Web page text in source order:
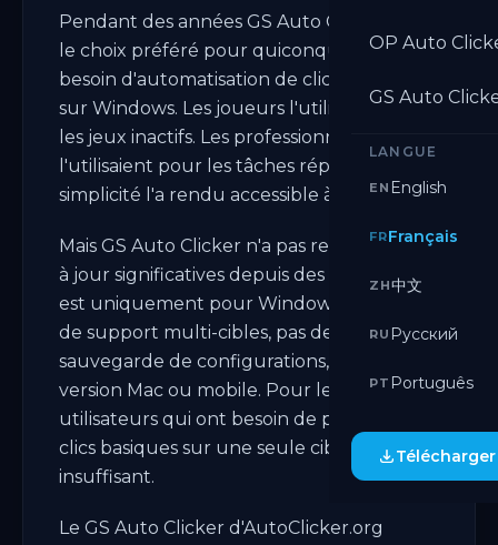
OP Auto
GS Auto
LANGUE
EN English
FRFrançais
ZH中文
RU Русский
PT Português
Pendant des années GS Auto Clicker était
le choix préféré pour quiconque avait
besoin d'automatisation de clics de base
sur Windows. Les joueurs l'utilisaient pour
les jeux inactifs. Les professionnels
l'utilisaient pour les tâches répétitives. Sa
simplicité l'a rendu accessible à tous.
Mais GS Auto Clicker n'a pas reçu de mises
à jour significatives depuis des années. Il
est uniquement pour Windows. Il n'a pas
de support multi-cibles, pas de
sauvegarde de configurations, et pas de
version Mac ou mobile. Pour les
utilisateurs qui ont besoin de plus que des
clics basiques sur une seule cible, il est
insuffisant.
Le GS Auto Clicker d'AutoClicker.org